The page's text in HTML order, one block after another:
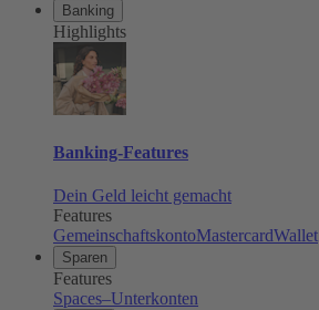
Banking
Highlights
Banking-Features
Dein Geld leicht gemacht
Features
GemeinschaftskontoMastercardWallet
Sparen
Features
Spaces–Unterkonten